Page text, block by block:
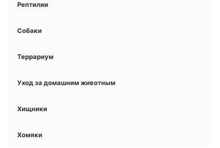
Рептилии
Собаки
Террариум
Уход за домашним животным
Хищники
Хомяки